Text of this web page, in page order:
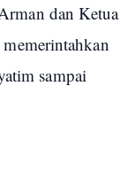
dan Ketua
sampai